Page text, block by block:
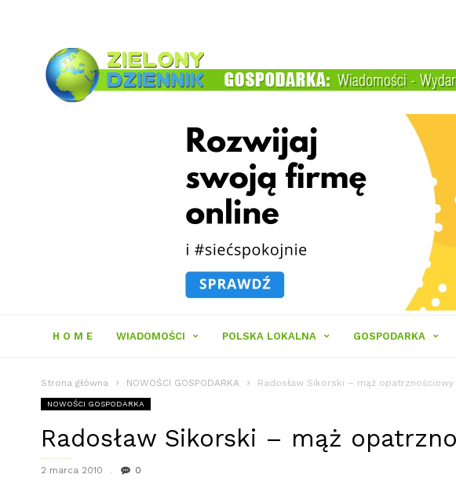
Zielony
Dziennik
H O M E WIADOMOŚCI POLSKA LOKALNA GOSPODARKA
Strona główna NOWOŚCI GOSPODARKA Radosław Sikorski – mąż
NOWOŚCI GOSPODARKA
Radosław Sikorski – mąż
2 marca 2010 0